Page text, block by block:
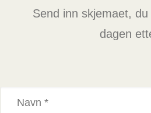
Send inn skjemaet,
dagen